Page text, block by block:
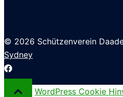
© 2026 Schützenverein
Sydney
WordPress Cookie